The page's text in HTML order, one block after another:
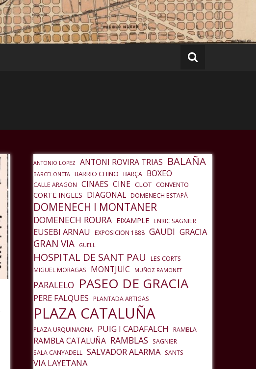
ANTONIO LOPEZ ANTONI ROVIRA TRIAS BALAÑA
BARCELONETA BARRIO CHINO BARÇA BOXEO
CALLE ARAGON CINAES CINE CLOT CONVENTO
CORTE INGLES DIAGONAL DOMENECH ESTAPÀ
DOMENECH I MONTANER
DOMENECH ROURA EIXAMPLE ENRIC SAGNIER
EUSEBI ARNAU EXPOSICION 1888 GAUDI GRACIA
GRAN VIA GUELL
HOSPITAL DE SANT PAU
LES CORTS
MIGUEL MORAGAS
MONTJUÏC MUÑOZ RAMONET
PARALELO PASEO DE GRACIA
PERE FALQUES PLANTADA ARTIGAS
PLAZA CATALUÑA
PLAZA URQUINAONA PUIG I CADAFALCH RAMBLA
RAMBLA CATALUÑA RAMBLAS
SAGNIER
SALA CANYADELL SALVADOR ALARMA SANTS
VIA LAYETANA